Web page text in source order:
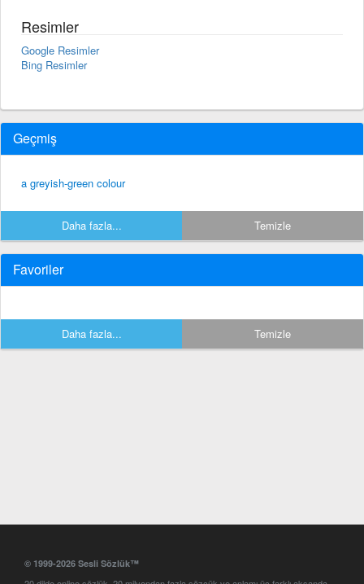
Resimler
Google Resimler
Bing Resimler
Geçmiş
a greyish-green colour
Daha fazla... Temizle
Favoriler
Daha fazla... Temizle
© 1999-2026 Sesli Sözlük™